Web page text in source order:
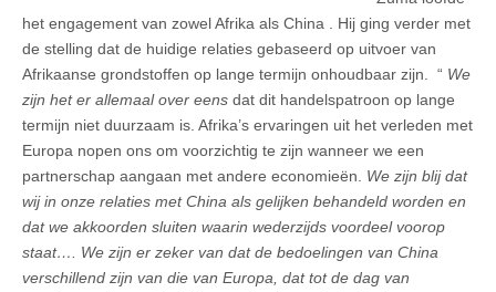
het engagement van zowel Afrika als China . Hij ging verder met
de stelling dat de huidige relaties gebaseerd op uitvoer van
Afrikaanse grondstoffen op lange termijn onhoudbaar zijn. “ We
zijn het er allemaal over eens dat dit handelspatroon op lange
termijn niet duurzaam is. Afrika’s ervaringen uit het verleden met
Europa nopen ons om voorzichtig te zijn wanneer we een
partnerschap aangaan met andere economieën. We zijn blij dat
wij in onze relaties met China als gelijken behandeld worden en
dat we akkoorden sluiten waarin wederzijds voordeel voorop
staat…. We zijn er zeker van dat de bedoelingen van China
verschillend zijn van die van Europa, dat tot de dag van